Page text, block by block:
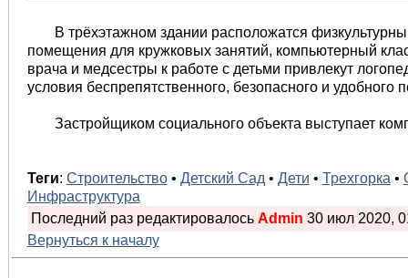
В трёхэтажном здании расположатся
помещения для кружковых занятий, компьютерный
врача и медсестры к работе с детьми привлекут
условия беспрепятственного, безопасного и
Застройщиком социального объекта выступает
Теги: Строительство• Детский Сад • Дети • Трехгорка •
Инфраструктура
Последний раз редактировалось Admin 30 июл 2020,
Вернуться к началу